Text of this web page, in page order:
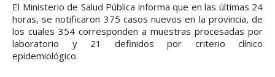
El Ministerio de Salud Pública informa que en las últimas 24
horas, se notificaron 375 casos nuevos en la provincia, de
los cuales 354 corresponden a muestras procesadas por
laboratorio y 21 definidos por criterio clínico
epidemiológico.